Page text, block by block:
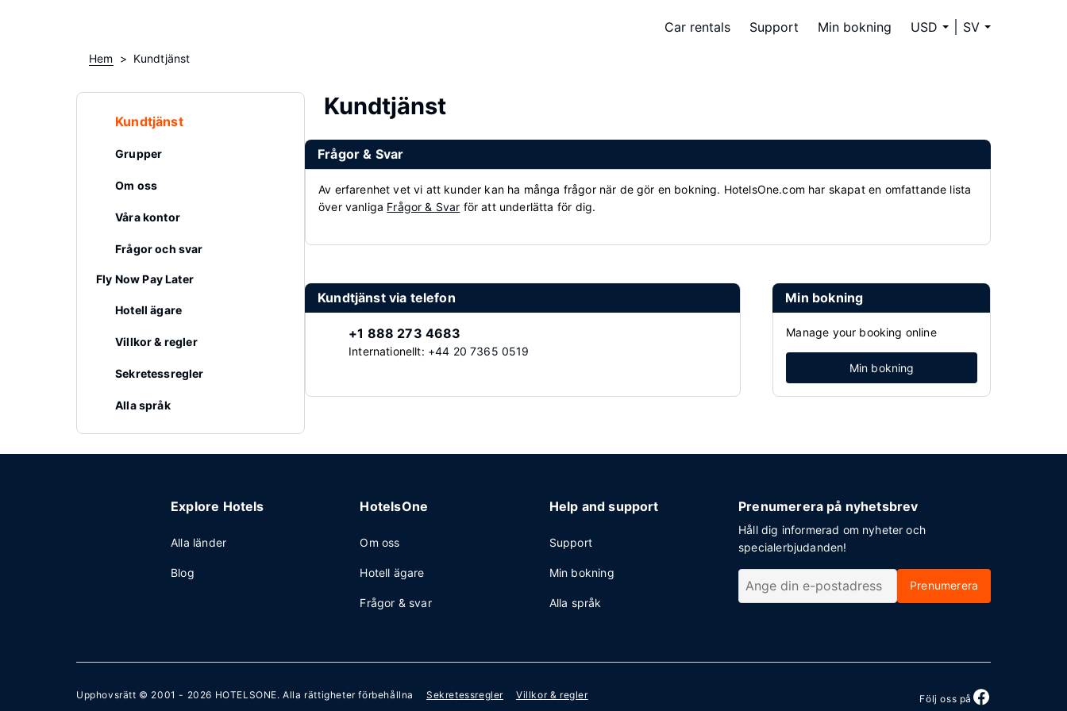
Car rentals Support Min bokning USD SV
Hem Kundtjänst
Kundtjänst
Grupper
Om oss
Våra kontor
Frågor och svar
Fly Now Pay Later
Hotell ägare
Villkor & regler
Sekretessregler
Alla språk
Kundtjänst
Frågor & Svar
Av erfarenhet vet vi att kunder kan ha många frågor när de gör en bokning. HotelsOne.com har skapat en omfattande lista
över vanliga Frågor & Svar för att underlätta för dig.
Kundtjänst via telefon
+1 888 273 4683
Internationellt: +44 20 7365 0519
Min bokning
Manage your booking online
Min bokning
Explore Hotels
Alla länder
Blog
HotelsOne
Om oss
Hotell ägare
Frågor & svar
Help and support
Support
Min bokning
Alla språk
Prenumerera på nyhetsbrev
Håll dig informerad om nyheter och
specialerbjudanden!
Prenumerera
Upphovsrätt © 2001 - 2026 HOTELSONE. Alla rättigheter förbehållna Sekretessregler Villkor & regler Följ oss på